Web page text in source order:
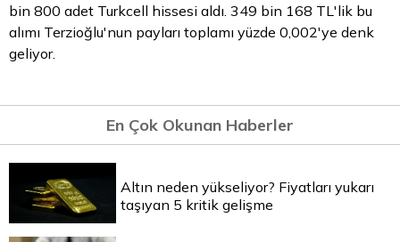
bin 800 adet Turkcell hissesi aldı. 349 bin 168 TL'lik bu
alımı Terzioğlu'nun payları toplamı yüzde 0,002'ye denk
geliyor.
En Çok Okunan Haberler
Altın neden yükseliyor? Fiyatları yukarı
taşıyan 5 kritik gelişme